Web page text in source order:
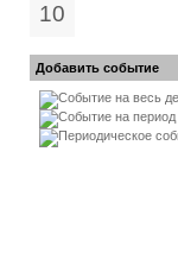
10
Добавить событие